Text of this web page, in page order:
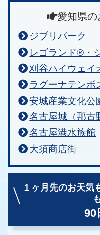
愛知県の
ジブリパーク
レゴランド®・
刈谷ハイウェイ
ラグーナテンボ
安城産業文化公
名古屋城（那古
名古屋港水族館
大須商店街
１ヶ月先のお天気
90